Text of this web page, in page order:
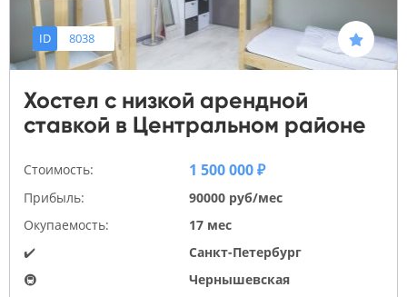
ID 8038
Хостел с низкой арендной
ставкой в Центральном районе
Стоимость: 1 500 000 ₽
Прибыль:
90000 руб/мес
Окупаемость:
17 мес
✔️
Санкт-Петербург
🚇
Чернышевская